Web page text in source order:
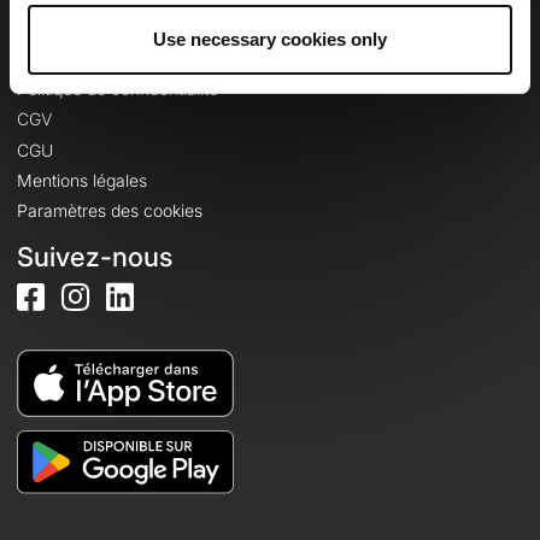
Use necessary cookies only
Informations légales
Politique de confidentialité
CGV
CGU
Mentions légales
Paramètres des cookies
Suivez-nous